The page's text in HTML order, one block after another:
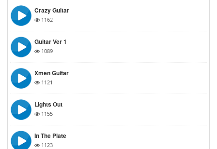
Crazy Guitar
1162
Guitar Ver 1
1089
Xmen Guitar
1121
Lights Out
1155
In The Plate
1123